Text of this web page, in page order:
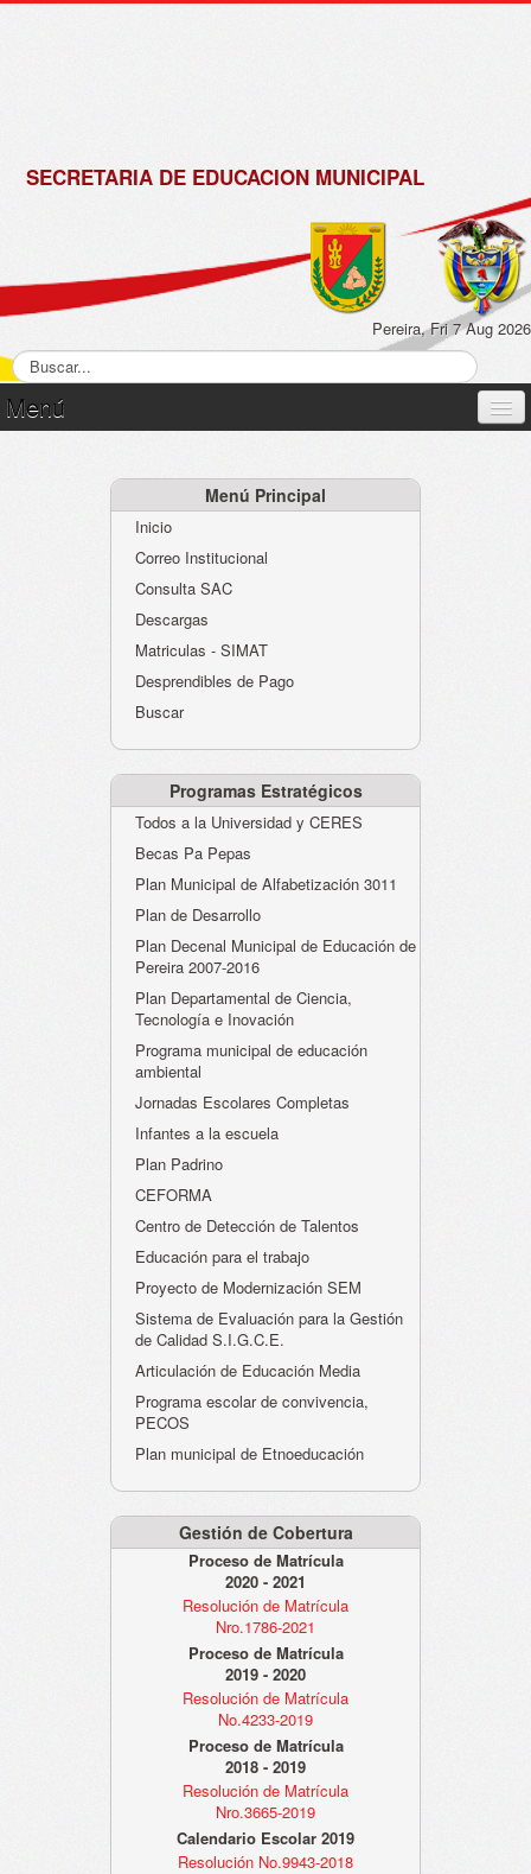
SECRETARIA DE EDUCACION MUNICIPAL
Pereira, Fri 7 Aug 2026
Menú
Atención al Ciudadano
Instituciones Educativas
Despacho Secretaría
Evaluación desempeño
Humano-Cesantías
Menú Principal
Inicio
Correo Institucional
Consulta SAC
Descargas
Matriculas - SIMAT
Desprendibles de Pago
Buscar
Programas Estratégicos
Todos a la Universidad y CERES
Becas Pa Pepas
Plan Municipal de Alfabetización 3011
Plan de Desarrollo
Plan Decenal Municipal de Educación de
Pereira 2007-2016
Plan Departamental de Ciencia,
Tecnología e Inovación
Programa municipal de educación
ambiental
Jornadas Escolares Completas
Infantes a la escuela
Plan Padrino
CEFORMA
Centro de Detección de Talentos
Educación para el trabajo
Proyecto de Modernización SEM
Sistema de Evaluación para la Gestión
de Calidad S.I.G.C.E.
Articulación de Educación Media
Programa escolar de convivencia,
PECOS
Plan municipal de Etnoeducación
Gestión de Cobertura
Proceso de Matrícula
2020 - 2021
Resolución de Matrícula
Nro.1786-2021
Proceso de Matrícula
2019 - 2020
Resolución de Matrícula
No.4233-2019
Proceso de Matrícula
2018 - 2019
Resolución de Matrícula
Nro.3665-2019
Calendario Escolar 2019
Resolución No.9943-2018
de